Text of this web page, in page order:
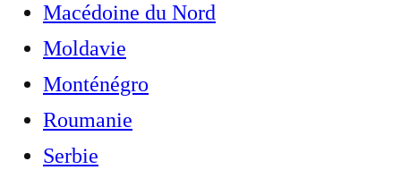
Macédoine du Nord
Moldavie
Monténégro
Roumanie
Serbie